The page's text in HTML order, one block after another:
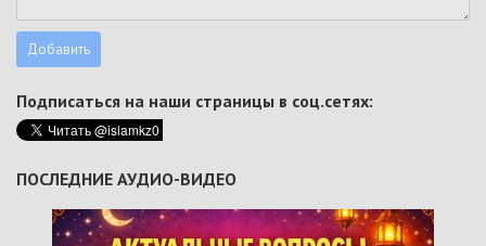
Подписаться на наши страницы в соц.сетях:
ПОСЛЕДНИЕ АУДИО-ВИДЕО